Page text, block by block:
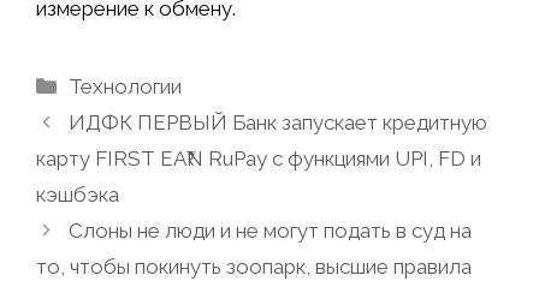
измерение к обмену.
Рубрики
Технологии
ИДФК ПЕРВЫЙ Банк запускает кредитную
карту FIRST EA₹N RuPay с функциями UPI, FD и
кэшбэка
Слоны не люди и не могут подать в суд на
то, чтобы покинуть зоопарк, высшие правила